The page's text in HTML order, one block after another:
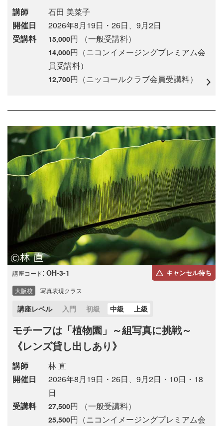
講師
石田 美菜子
開催日
2026年8月19日・26日、9月2日
受講料
15,000円 （一般受講料）
14,000円（ニコンイメージングプレミアム会
員受講料）
12,700円（ニッコールクラブ会員受講料）
講座コード: OH-3-1 キャンセル待ち
大阪校 写真表現クラス
講座レベル 入門 初級 中級 上級
モチーフは「植物園」～組写真に挑戦～
《レンズ貸し出しあり》
講師
林 直
開催日
2026年8月19日・26日、9月2日・10日・18
日
受講料
27,500円 （一般受講料）
25,500円（ニコンイメージングプレミアム会